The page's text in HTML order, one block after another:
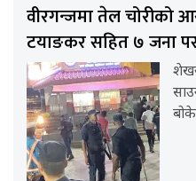
वीरगन्जमा तेल चोरीको
टयाङकर सहित ७ जना